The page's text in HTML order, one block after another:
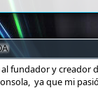
fundador y creador
ya que mi